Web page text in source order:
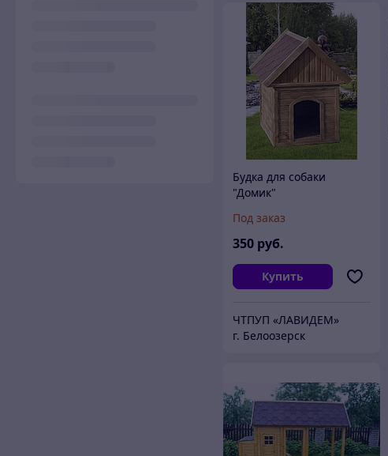
Будка для собаки
"Домик"
Под заказ
350 руб.
Купить
ЧТПУП «ЛАВИДЕМ»
г. Белоозерск